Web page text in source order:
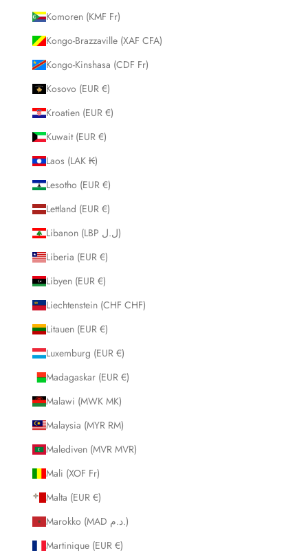
Komoren (KMF Fr)
Kongo-Brazzaville (XAF CFA)
Kongo-Kinshasa (CDF Fr)
Kosovo (EUR €)
Kroatien (EUR €)
Kuwait (EUR €)
Laos (LAK ₭)
Lesotho (EUR €)
Lettland (EUR €)
Libanon (LBP ل.ل)
Liberia (EUR €)
Libyen (EUR €)
Liechtenstein (CHF CHF)
Litauen (EUR €)
Luxemburg (EUR €)
Madagaskar (EUR €)
Malawi (MWK MK)
Malaysia (MYR RM)
Malediven (MVR MVR)
Mali (XOF Fr)
Malta (EUR €)
Marokko (MAD د.م.)
Martinique (EUR €)